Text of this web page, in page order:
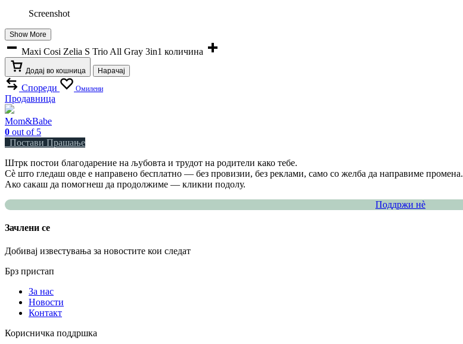
Screenshot
Show More
Maxi Cosi Zelia S Trio All Gray 3in1 количина
Додај во кошница Нарачај
Спореди Омилени
Продавница
Mom&Babe
0 out of 5
Постави Прашање
Штрк постои благодарение на љубовта и трудот на родители како тебе.
Сè што гледаш овде е направено бесплатно — без провизии, без реклами, само со желба да направиме промена.
Ако сакаш да помогнеш да продолжиме — кликни подолу.
Поддржи нѐ
Зачлени се
Добивај известувања за новостите кои следат
Брз пристап
За нас
Новости
Контакт
Корисничка поддршка